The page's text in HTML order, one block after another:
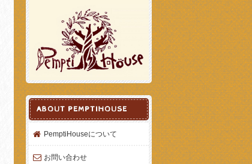
ABOUT PEMPTIHOUSE
PemptiHouseについて
お問い合わせ